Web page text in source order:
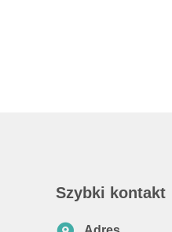
Szybki kontakt